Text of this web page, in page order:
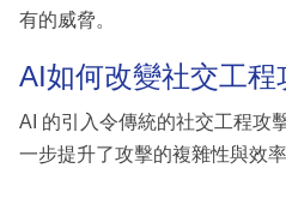
有的威脅。
AI如何改變社交工程
AI 的引入令傳統的社交工程攻
一步提升了攻擊的複雜性與效率